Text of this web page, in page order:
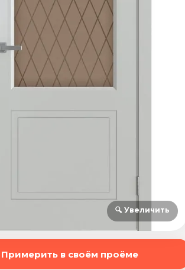
🔍 Увеличить
Примерить в своём проёме